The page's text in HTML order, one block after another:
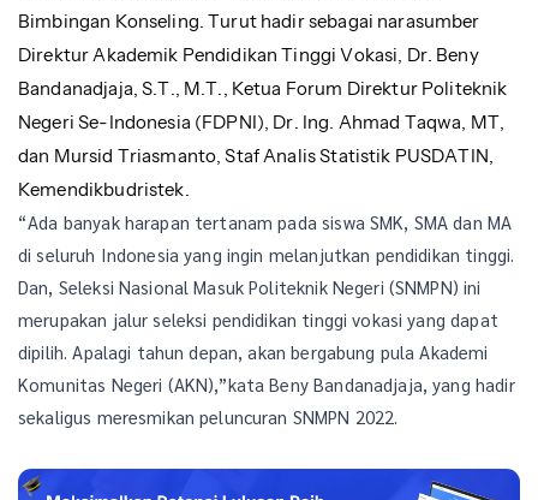
Bimbingan Konseling. Turut hadir sebagai narasumber
Direktur Akademik Pendidikan Tinggi Vokasi, Dr. Beny
Bandanadjaja, S.T., M.T., Ketua Forum Direktur Politeknik
Negeri Se-Indonesia (FDPNI), Dr. Ing. Ahmad Taqwa, MT,
dan Mursid Triasmanto, Staf Analis Statistik PUSDATIN,
Kemendikbudristek.
“Ada banyak harapan tertanam pada siswa SMK, SMA dan MA
di seluruh Indonesia yang ingin melanjutkan pendidikan tinggi.
Dan, Seleksi Nasional Masuk Politeknik Negeri (SNMPN) ini
merupakan jalur seleksi pendidikan tinggi vokasi yang dapat
dipilih. Apalagi tahun depan, akan bergabung pula Akademi
Komunitas Negeri (AKN),”kata Beny Bandanadjaja, yang hadir
sekaligus meresmikan peluncuran SNMPN 2022.